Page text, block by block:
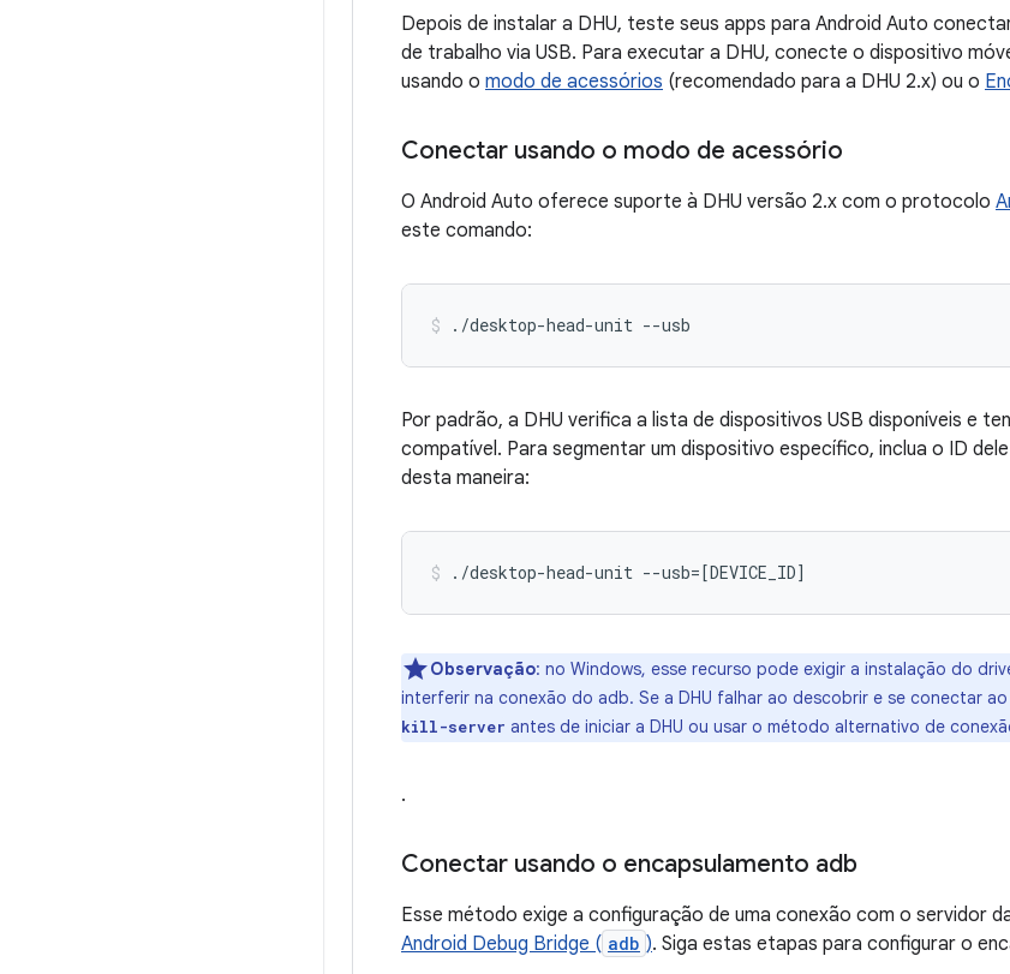
Depois de instalar a DHU, teste seus apps para Android Auto
de trabalho via USB. Para executar a DHU, conecte o dispositivo
usando o modo de acessórios (recomendado para a DHU 2.x) ou o
Conectar usando o modo de acessório
O Android Auto oferece suporte à DHU versão 2.x com o protocolo
este comando:
./desktop-head-unit --usb
Por padrão, a DHU verifica a lista de dispositivos USB disponíveis e
compatível. Para segmentar um dispositivo específico, inclua o ID
desta maneira:
./desktop-head-unit --usb=[DEVICE_ID]
Observação: no Windows, esse recurso pode exigir a instalação do
interferir na conexão do adb. Se a DHU falhar ao descobrir e se conectar
kill-server antes de iniciar a DHU ou usar o método alternativo de
.
Conectar usando o encapsulamento adb
Esse método exige a configuração de uma conexão com o servidor
Android Debug Bridge ( adb ). Siga estas etapas para configurar o